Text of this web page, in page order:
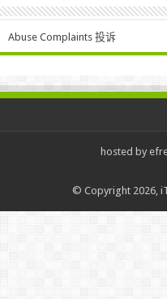
Abuse Complaints 投诉
hosted by
© Copyright 2026,